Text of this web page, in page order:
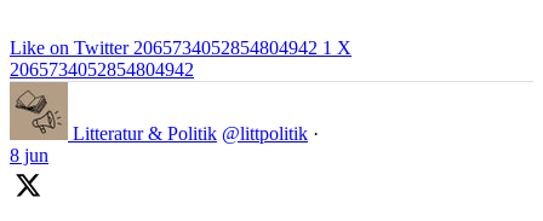
Like on Twitter 2065734052854804942 1 X
2065734052854804942
Litteratur & Politik @littpolitik ·
8 jun